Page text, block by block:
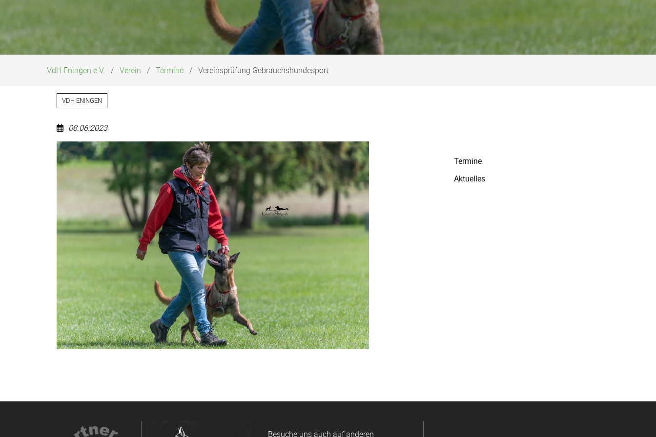
VdH Eningen e.V. Verein Termine Vereinsprüfung Gebrauchshundesport
VDH ENINGEN
08.06.2023
Vereinsprüfung
Gebrauchshundesport
Navigation
Termine
Aktuelles
Besuche uns auch auf anderen